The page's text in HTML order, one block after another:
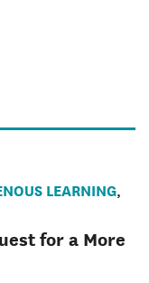
LEARNING,
for a More